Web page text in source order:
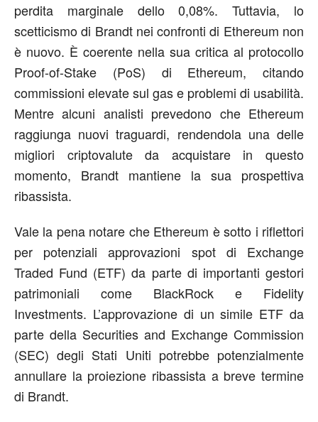
perdita marginale dello 0,08%. Tuttavia, lo
scetticismo di Brandt nei confronti di Ethereum non
è nuovo. È coerente nella sua critica al protocollo
Proof-of-Stake (PoS) di Ethereum, citando
commissioni elevate sul gas e problemi di usabilità.
Mentre alcuni analisti prevedono che Ethereum
raggiunga nuovi traguardi, rendendola una delle
migliori criptovalute da acquistare in questo
momento, Brandt mantiene la sua prospettiva
ribassista.
Vale la pena notare che Ethereum è sotto i riflettori
per potenziali approvazioni spot di Exchange
Traded Fund (ETF) da parte di importanti gestori
patrimoniali come BlackRock e Fidelity
Investments. L’approvazione di un simile ETF da
parte della Securities and Exchange Commission
(SEC) degli Stati Uniti potrebbe potenzialmente
annullare la proiezione ribassista a breve termine
di Brandt.